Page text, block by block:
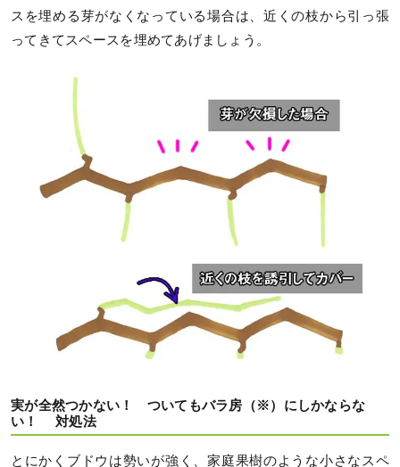
スを埋める芽がなくなっている場合は、近くの枝から引っ張
ってきてスペースを埋めてあげましょう。
実が全然つかない！ ついてもバラ房（※）にしかならな
い！ 対処法
とにかくブドウは勢いが強く、家庭果樹のような小さなスペ